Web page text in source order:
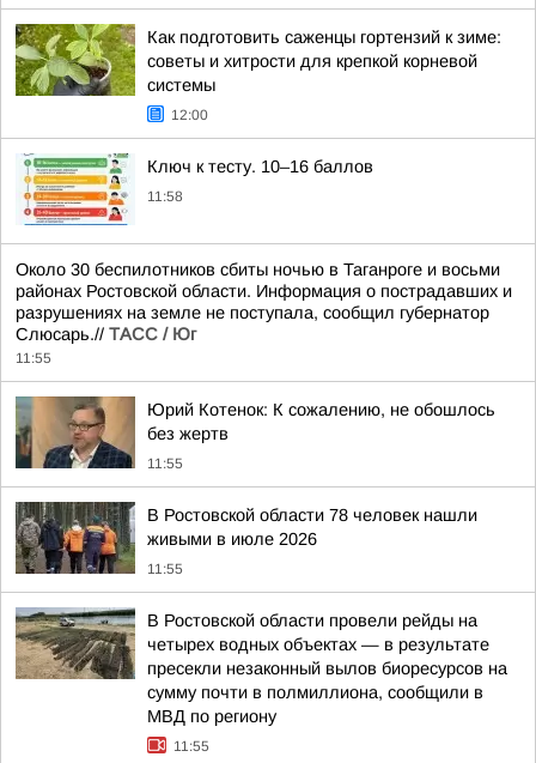
Как подготовить саженцы гортензий к зиме:
советы и хитрости для крепкой корневой
системы
12:00
Ключ к тесту. 10–16 баллов
11:58
Около 30 беспилотников сбиты ночью в Таганроге и восьми
районах Ростовской области. Информация о пострадавших и
разрушениях на земле не поступала, сообщил губернатор
Слюсарь.// ТАСС / Юг
11:55
Юрий Котенок: К сожалению, не обошлось
без жертв
11:55
В Ростовской области 78 человек нашли
живыми в июле 2026
11:55
В Ростовской области провели рейды на
четырех водных объектах — в результате
пресекли незаконный вылов биоресурсов на
сумму почти в полмиллиона, сообщили в
МВД по региону
11:55